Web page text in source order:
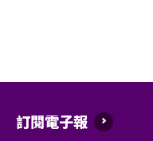
訂閱電子報